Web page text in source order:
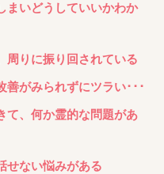
まいどうしていいかわか
周りに振り回されている
善がみられずにツラい･･･
て、何か霊的な問題があ
せない悩みがある